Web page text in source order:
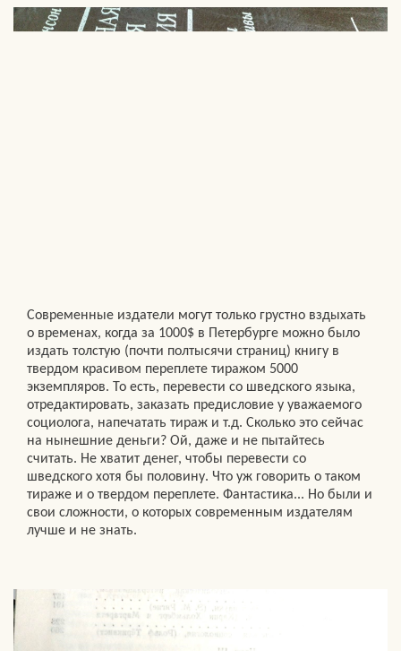
Современные издатели могут только грустно вздыхать
о временах, когда за 1000$ в Петербурге можно было
издать толстую (почти полтысячи страниц) книгу в
твердом красивом переплете тиражом 5000
экземпляров. То есть, перевести со шведского языка,
отредактировать, заказать предисловие у уважаемого
социолога, напечатать тираж и т.д. Сколько это сейчас
на нынешние деньги? Ой, даже и не пытайтесь
считать. Не хватит денег, чтобы перевести со
шведского хотя бы половину. Что уж говорить о таком
тираже и о твердом переплете. Фантастика... Но были и
свои сложности, о которых современным издателям
лучше и не знать.